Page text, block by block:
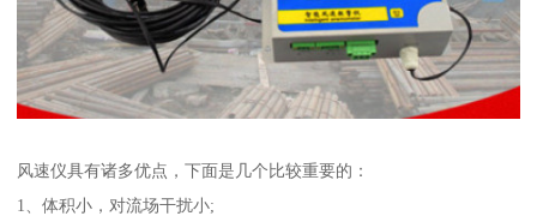
风速仪具有诸多优点，下面是几个比较重要的：
1、体积小，对流场干扰小;